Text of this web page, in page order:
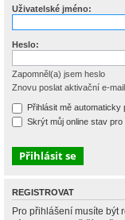
Uživatelské jméno:
Heslo:
Zapomněl(a) jsem heslo
Znovu poslat aktivační e-mail
Přihlásit mě
Skrýt můj online stav
REGISTROVAT
Pro přihlášení musíte být